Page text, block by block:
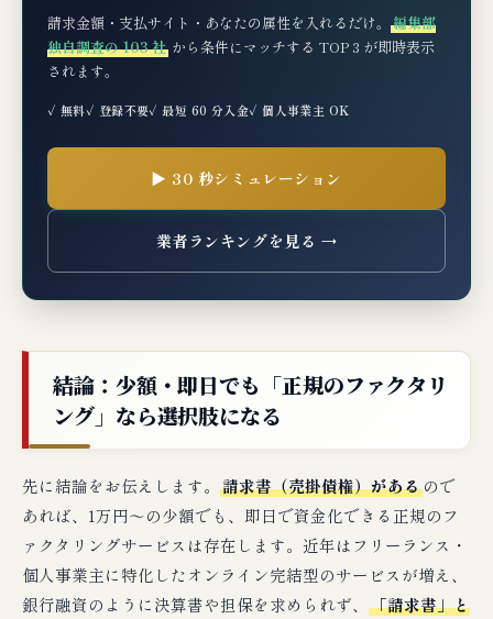
請求金額・支払サイト・あなたの属性を入れるだけ。 編集部
独自調査の 103 社 から条件にマッチする TOP 3 が即時表示
されます。
✓ 無料✓ 登録不要✓ 最短 60 分入金✓ 個人事業主 OK
▶ 30 秒シミュレーション
業者ランキングを見る →
結論：少額・即日でも「正規のファクタリ
ング」なら選択肢になる
先に結論をお伝えします。 請求書（売掛債権）があるので
あれば、1万円〜の少額でも、即日で資金化できる正規のフ
ァクタリングサービスは存在します。近年はフリーランス・
個人事業主に特化したオンライン完結型のサービスが増え、
銀行融資のように決算書や担保を求められず、 「請求書」と